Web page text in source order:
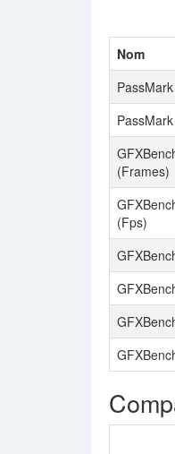
Nom
(Frames)
(Fps)